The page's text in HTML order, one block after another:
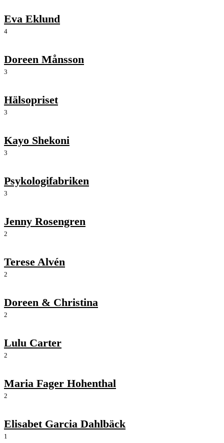
Eva Eklund
4
Doreen Månsson
3
Hälsopriset
3
Kayo Shekoni
3
Psykologifabriken
3
Jenny Rosengren
2
Terese Alvén
2
Doreen & Christina
2
Lulu Carter
2
Maria Fager Hohenthal
2
Elisabet Garcia Dahlbäck
1